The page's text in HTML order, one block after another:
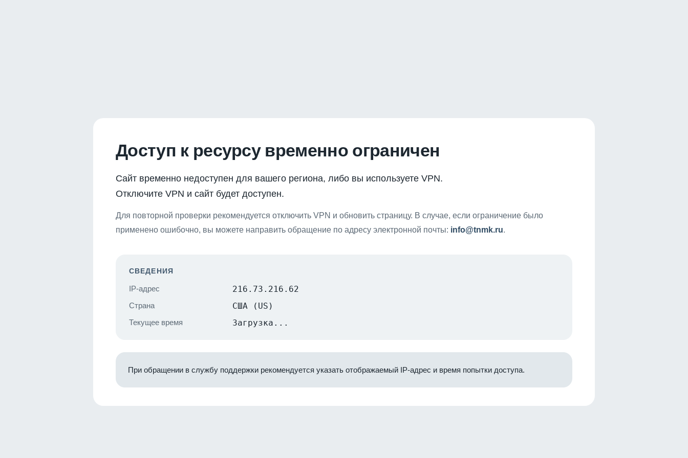
Доступ к ресурсу временно ограничен
Сайт временно недоступен для вашего региона, либо вы используете VPN.
Отключите VPN и сайт будет доступен.
Для повторной проверки рекомендуется отключить VPN и обновить страницу. В случае, если ограничение было
применено ошибочно, вы можете направить обращение по адресу электронной почты: info@tnmk.ru.
СВЕДЕНИЯ
IP-адрес 216.73.216.62
Страна США (US)
Текущее время Загрузка...
При обращении в службу поддержки рекомендуется указать отображаемый IP-адрес и время попытки доступа.